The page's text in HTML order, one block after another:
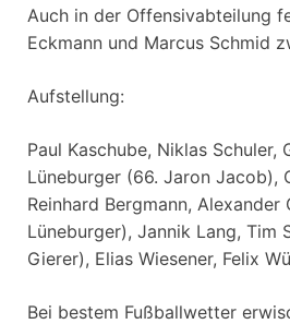
Auch in der Offensivabteilung
Eckmann und Marcus Schmid
Aufstellung:
Paul Kaschube, Niklas Schuler,
Lüneburger (66. Jaron Jacob),
Reinhard Bergmann, Alexander
Lüneburger), Jannik Lang, Tim
Gierer), Elias Wiesener, Felix
Bei bestem Fußballwetter